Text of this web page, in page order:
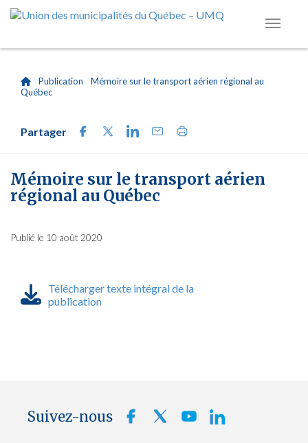
Publication
Mémoire sur le transport aérien régional au
Québec
Partager
Mémoire sur le transport aérien
régional au Québec
Publié le 10 août 2020
Télécharger texte intégral de la
publication
Suivez-nous